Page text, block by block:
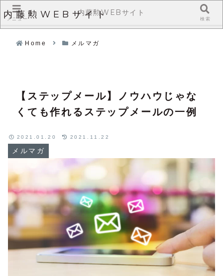
内藤勲WEBサイト
Home メルマガ
【ステップメール】ノウハウじゃな
くても作れるステップメールの一例
メルマガ
2021.01.20 2021.11.22
メニュー
内藤勲WEBサイト
検索